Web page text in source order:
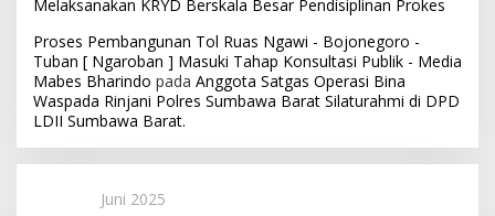
Melaksanakan KRYD Berskala Besar Pendisiplinan Prokes
Proses Pembangunan Tol Ruas Ngawi - Bojonegoro -
Tuban [ Ngaroban ] Masuki Tahap Konsultasi Publik - Media
Mabes Bharindo pada Anggota Satgas Operasi Bina
Waspada Rinjani Polres Sumbawa Barat Silaturahmi di DPD
LDII Sumbawa Barat.
Juni 2025